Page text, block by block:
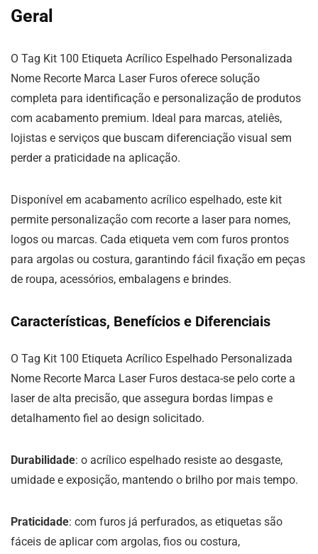
Geral
O Tag Kit 100 Etiqueta Acrílico Espelhado Personalizada
Nome Recorte Marca Laser Furos oferece solução
completa para identificação e personalização de produtos
com acabamento premium. Ideal para marcas, ateliês,
lojistas e serviços que buscam diferenciação visual sem
perder a praticidade na aplicação.
Disponível em acabamento acrílico espelhado, este kit
permite personalização com recorte a laser para nomes,
logos ou marcas. Cada etiqueta vem com furos prontos
para argolas ou costura, garantindo fácil fixação em peças
de roupa, acessórios, embalagens e brindes.
Características, Benefícios e Diferenciais
O Tag Kit 100 Etiqueta Acrílico Espelhado Personalizada
Nome Recorte Marca Laser Furos destaca-se pelo corte a
laser de alta precisão, que assegura bordas limpas e
detalhamento fiel ao design solicitado.
Durabilidade: o acrílico espelhado resiste ao desgaste,
umidade e exposição, mantendo o brilho por mais tempo.
Praticidade: com furos já perfurados, as etiquetas são
fáceis de aplicar com argolas, fios ou costura,